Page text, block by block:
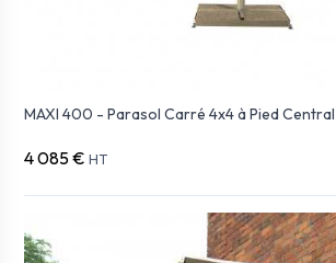
MAXI 400 - Parasol Carré 4x4 à Pied
4 085 € HT